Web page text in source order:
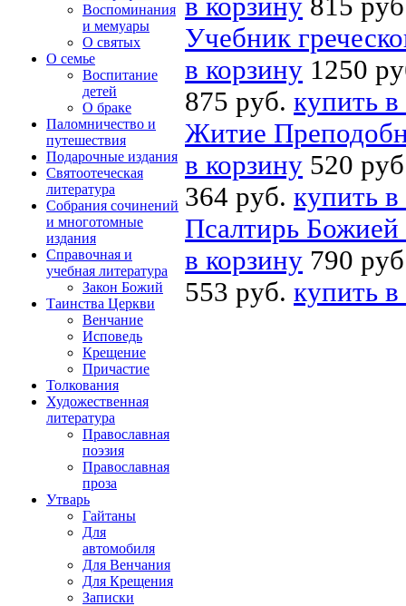
Воспоминания
и мемуары
О святых
О семье
Воспитание
детей
О браке
Паломничество и
путешествия
Подарочные издания
Святоотеческая
литература
Собрания сочинений
и многотомные
издания
Справочная и
учебная литература
Закон Божий
Таинства Церкви
Венчание
Исповедь
Крещение
Причастие
Толкования
Художественная
литература
Православная
поэзия
Православная
проза
Утварь
Гайтаны
Для
автомобиля
Для Венчания
Для Крещения
Записки
в корзину 815
Учебник
в корзину 1250
875 руб. купить
Житие
в корзину 520
364 руб. купить
Псалтирь
в корзину 790
553 руб. купить